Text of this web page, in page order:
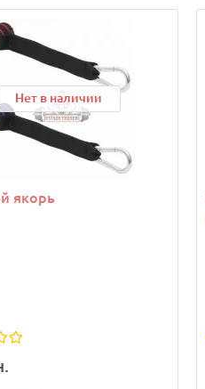
Нет в наличии
якорь